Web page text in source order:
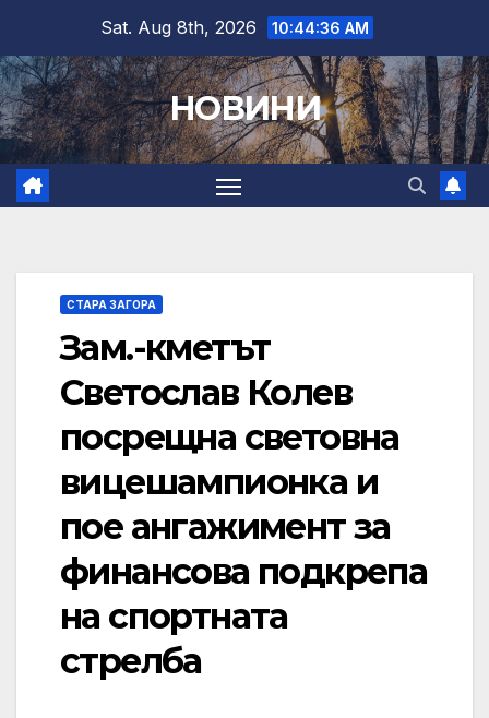
content
Sat. Aug 8th, 2026 10:44:37 AM
НОВИНИ
СТАРА ЗАГОРА
Зам.-кметът
Светослав Колев
посрещна световна
вицешампионка и
пое ангажимент за
финансова подкрепа
на спортната
стрелба